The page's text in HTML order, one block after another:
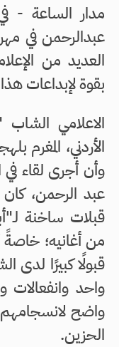
مدار الساعة -
عبدالرحمن في
العديد من
بقوة لإبداعات
الاعلامي
الأردني، المغرم
وأن أجرى لقاء في
عبد الرحمن،
قبلات ساخنة
من أغانيه؛ خاصةً
قبولًا كبيرًا لدى
واحد وانفعالات
واضح لانسجامهم
الحزين.